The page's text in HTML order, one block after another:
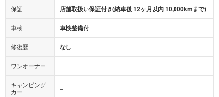
保証 店舗取扱い保証付き(納車後 12ヶ月以内 10,000kmまで)
車検 車検整備付
修復歴 なし
ワンオーナー −
キャンピング
カー
−